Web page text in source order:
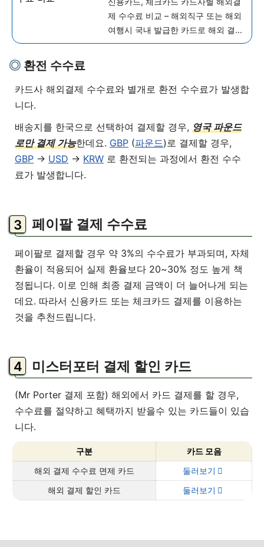
드)
제 수수료 비교 – 해외직구 또는 해외
여행시 국내 발급한 카드로 해외 결제
할 경우 해외결제 수수료가 추가됩니
아보도록 하겠습니다. 카드 해외 결
환전 수수료
카드사 해외결제 수수료와 별개로 환전 수수료가 발생합
니다.
배송지를 한국으로 선택하여 결제할 경우, 영국 파운드
로만 결제 가능한데요. GBP (파운드)로 결제할 경우,
GBP -> USD -> KRW 로 환전되는 과정에서 환전 수수
료가 발생합니다.
페이팔 결제 수수료
페이팔로 결제할 경우 약 3%의 수수료가 부과되며, 자체
환율이 적용되어 실제 환율보다 20~30% 정도 높게 책
정됩니다. 이로 인해 최종 결제 금액이 더 늘어나게 되는
데요. 따라서 신용카드 또는 체크카드 결제를 이용하는
것을 추천드립니다.
미스터포터 결제 할인 카드
(Mr Porter 결제 포함) 해외에서 카드 결제를 할 경우,
수수료를 절약하고 혜택까지 받을수 있는 카드들이 있습
니다.
구분
카드 모음
해외 결제 수수료 면제 카드
둘러보기
해외 결제 할인 카드
둘러보기